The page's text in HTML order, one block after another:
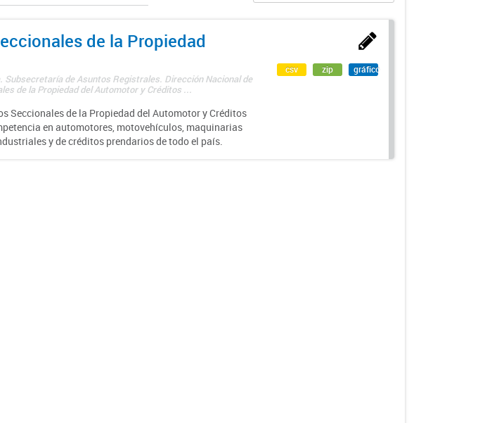
de la Propiedad
de Asuntos Registrales. Dirección Nacional de
de la Propiedad del Automotor y Créditos ...
Seccionales de la Propiedad del Automotor y Créditos
en automotores, motovehículos, maquinarias
y de créditos prendarios de todo el país.
csv zip gráfico